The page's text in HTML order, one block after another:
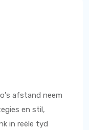
afstand neem
en stil,
in reële tyd